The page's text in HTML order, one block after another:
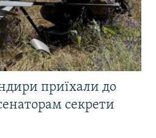
приїхали до
секрети